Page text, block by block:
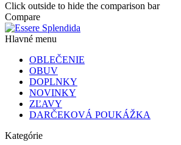
Click outside to hide the comparison bar
Compare
Hlavné menu
OBLEČENIE
OBUV
DOPLNKY
NOVINKY
ZĽAVY
DARČEKOVÁ POUKÁŽKA
Kategórie